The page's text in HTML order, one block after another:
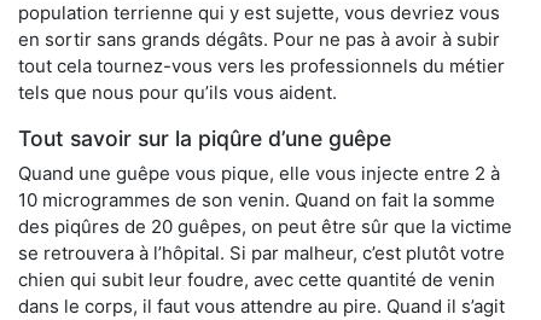
population terrienne qui y est sujette, vous devriez vous
en sortir sans grands dégâts. Pour ne pas à avoir à subir
tout cela tournez-vous vers les professionnels du métier
tels que nous pour qu’ils vous aident.
Tout savoir sur la piqûre d’une guêpe
Quand une guêpe vous pique, elle vous injecte entre 2 à
10 microgrammes de son venin. Quand on fait la somme
des piqûres de 20 guêpes, on peut être sûr que la victime
se retrouvera à l’hôpital. Si par malheur, c’est plutôt votre
chien qui subit leur foudre, avec cette quantité de venin
dans le corps, il faut vous attendre au pire. Quand il s’agit